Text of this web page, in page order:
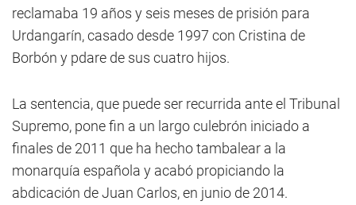
reclamaba 19 años y seis meses de prisión para
Urdangarín, casado desde 1997 con Cristina de
Borbón y pdare de sus cuatro hijos.
La sentencia, que puede ser recurrida ante el Tribunal
Supremo, pone fin a un largo culebrón iniciado a
finales de 2011 que ha hecho tambalear a la
monarquía española y acabó propiciando la
abdicación de Juan Carlos, en junio de 2014.